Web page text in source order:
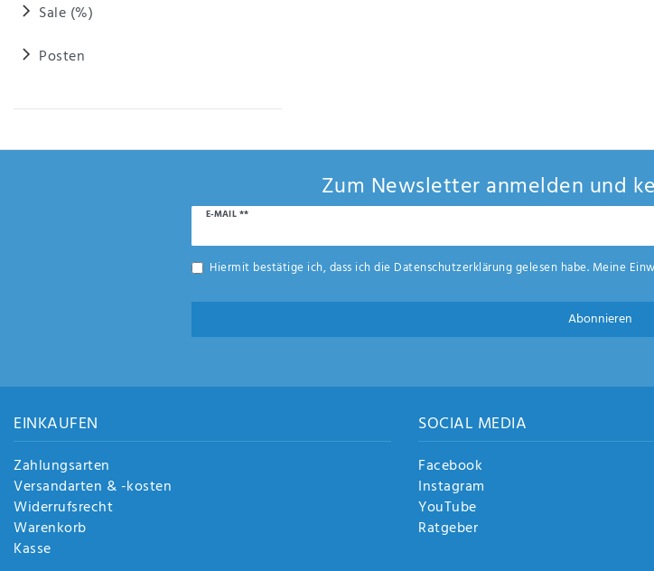
Sale (%)
Posten
Zum Newsletter anmelden und
E-MAIL **
Newsletter
Hiermit bestätige ich, dass ich die Daten­schutz­erklärunggelesen habe. Meine
Abonnieren
EINKAUFEN
Zahlungsarten
Versandarten & -kosten
Widerrufsrecht
Warenkorb
Kasse
SOCIAL MEDIA
Facebook
Instagram
YouTube
Ratgeber